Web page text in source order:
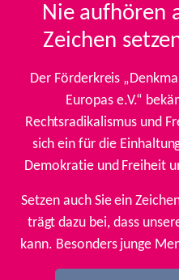
Nie aufhören
Zeichen
Der Förderkreis
Europas e.V.“
Rechtsradikalismus und
sich ein für die
Demokratie und Freiheit
Setzen auch Sie ein
trägt dazu bei, dass
kann. Besonders junge